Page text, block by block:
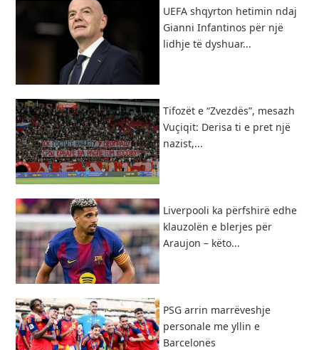
UEFA shqyrton hetimin ndaj
Gianni Infantinos për një
lidhje të dyshuar...
Tifozët e “Zvezdës”, mesazh
Vuçiqit: Derisa ti e pret një
nazist,...
Liverpooli ka përfshirë edhe
klauzolën e blerjes për
Araujon – këto...
PSG arrin marrëveshje
personale me yllin e
Barcelonës